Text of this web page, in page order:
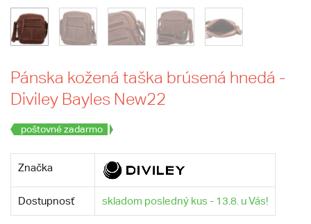
Pánska kožená taška brúsená hnedá -
Diviley Bayles New22
poštovné zadarmo
Značka
Dostupnosť skladom posledný kus - 13.8. u Vás!